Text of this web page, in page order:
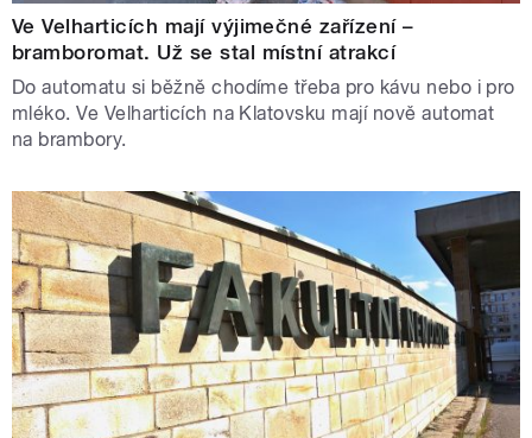
Ve Velharticích mají výjimečné zařízení –
bramboromat. Už se stal místní atrakcí
Do automatu si běžně chodíme třeba pro kávu nebo i pro
mléko. Ve Velharticích na Klatovsku mají nově automat
na brambory.